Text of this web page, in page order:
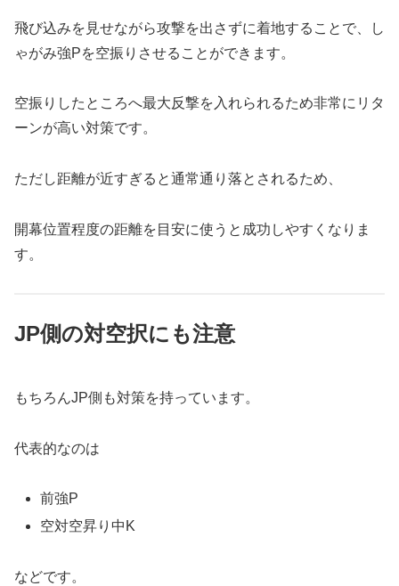
飛び込みを見せながら攻撃を出さずに着地することで、し
ゃがみ強Pを空振りさせることができます。
空振りしたところへ最大反撃を入れられるため非常にリタ
ーンが高い対策です。
ただし距離が近すぎると通常通り落とされるため、
開幕位置程度の距離を目安に使うと成功しやすくなりま
す。
JP側の対空択にも注意
もちろんJP側も対策を持っています。
代表的なのは
前強P
空対空昇り中K
などです。